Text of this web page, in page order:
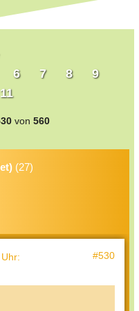
6 7 8
9
11
von 560
(27)
: #530